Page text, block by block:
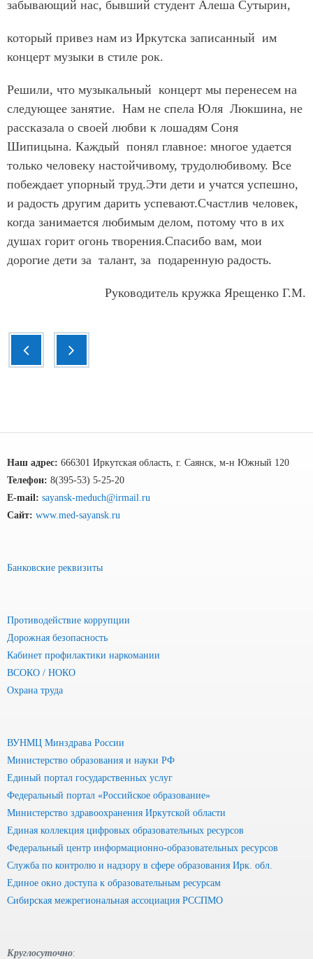
забывающий нас, бывший студент Алеша Сутырин,
который привез нам из Иркутска записанный им
концерт музыки в стиле рок.
Решили, что музыкальный концерт мы перенесем на
следующее занятие. Нам не спела Юля Люкшина, не
рассказала о своей любви к лошадям Соня
Шипицына. Каждый понял главное: многое удается
только человеку настойчивому, трудолюбивому. Все
побеждает упорный труд.Эти дети и учатся успешно,
и радость другим дарить успевают.Счастлив человек,
когда занимается любимым делом, потому что в их
душах горит огонь творения.Спасибо вам, мои
дорогие дети за талант, за подаренную радость.
Руководитель кружка Ярещенко Г.М.
Наш адрес: 666301 Иркутская область, г. Саянск, м-н Южный 120
Телефон: 8(395-53) 5-25-20
E-mail: sayansk-meduch@irmail.ru
Сайт: www.med-sayansk.ru
Банковские реквизиты
Противодействие коррупции
Дорожная безопасность
Кабинет профилактики наркомании
ВСОКО / НОКО
Охрана труда
ВУНМЦ Минздрава России
Министерство образования и науки РФ
Единый портал государственных услуг
Федеральный портал «Российское образование»
Министерство здравоохранения Иркутской области
Единая коллекция цифровых образовательных ресурсов
Федеральный центр информационно-образовательных ресурсов
Служба по контролю и надзору в сфере образования Ирк. обл.
Единое окно доступа к образовательным ресурсам
Сибирская межрегиональная ассоциация РССПМО
Круглосуточно: